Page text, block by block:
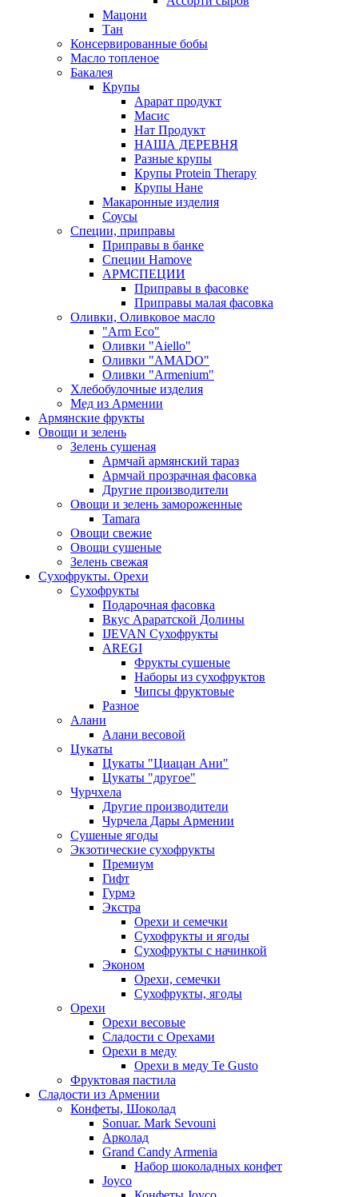
Мацони
Тан
Консервированные бобы
Масло топленое
Бакалея
Крупы
Арарат продукт
Масис
Нат Продукт
НАША ДЕРЕВНЯ
Разные крупы
Крупы Protein Therapy
Крупы Нане
Макаронные изделия
Соусы
Специи, приправы
Приправы в банке
Специи Hamove
АРМСПЕЦИИ
Приправы в фасовке
Приправы малая фасовка
Оливки, Оливковое масло
"Arm Eco"
Оливки "Aiello"
Оливки "AMADO"
Оливки "Armenium"
Хлебобулочные изделия
Мед из Армении
Армянские фрукты
Овощи и зелень
Зелень сушеная
Армчай армянский тараз
Армчай прозрачная фасовка
Другие производители
Овощи и зелень замороженные
Tamara
Овощи свежие
Овощи сушеные
Зелень свежая
Сухофрукты. Орехи
Сухофрукты
Подарочная фасовка
Вкус Араратской Долины
IJEVAN Сухофрукты
AREGI
Фрукты сушеные
Наборы из сухофруктов
Чипсы фруктовые
Разное
Алани
Алани весовой
Цукаты
Цукаты "Циацан Ани"
Цукаты "другое"
Чурчхела
Другие производители
Чурчела Дары Армении
Сушеные ягоды
Экзотические сухофрукты
Премиум
Гифт
Гурмэ
Экстра
Орехи и семечки
Сухофрукты и ягоды
Сухофрукты с начинкой
Эконом
Орехи, семечки
Сухофрукты, ягоды
Орехи
Орехи весовые
Сладости с Орехами
Орехи в меду
Орехи в меду Te Gusto
Фруктовая пастила
Сладости из Армении
Конфеты, Шоколад
Sonuar. Mark Sevouni
Арколад
Grand Candy Armenia
Набор шоколадных конфет
Joyco